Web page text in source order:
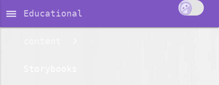
dehaze Educational